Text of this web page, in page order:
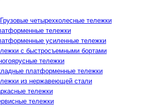
Грузовые четырехколесные тележки
тележки
усиленные тележки
с быстросъемными бортами
тележки
платформенные тележки
из нержавеющей стали
тележки
тележки